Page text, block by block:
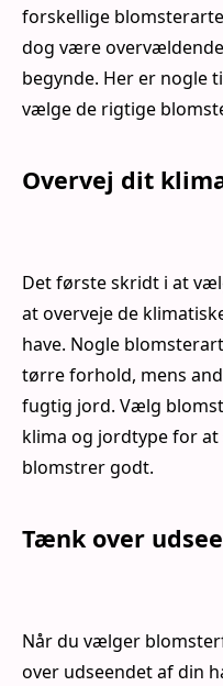
forskellige
dog være
begynde. Her er nogle
vælge de rigtige
Overvej dit
Det første skridt i at
at overveje de
have. Nogle
tørre forhold, mens
fugtig jord. Vælg
klima og jordtype for
blomstrer godt.
Tænk over
Når du vælger
over udseendet af din